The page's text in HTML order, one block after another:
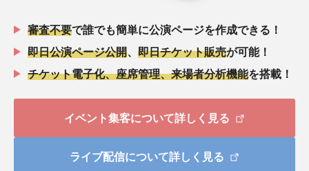
審査不要で誰でも簡単に公演ページを作成できる！
即日公演ページ公開、 即日チケット販売が可能！
チケット電子化、座席管理、来場者分析機能を搭載！
イベント集客について詳しく見る
ライブ配信について詳しく見る